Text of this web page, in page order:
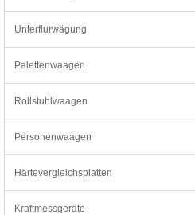
Unterflurwägung
Palettenwaagen
Rollstuhlwaagen
Personenwaagen
Härtevergleichsplatten
Kraftmessgeräte